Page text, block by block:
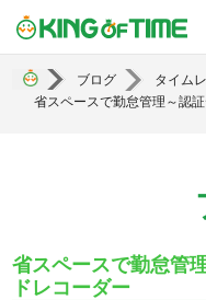
ブログ
タイム
省スペースで勤怠管
ドレコーダー